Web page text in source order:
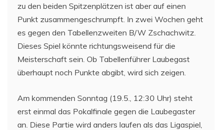
zu den beiden Spitzenplätzen ist aber auf einen
Punkt zusammengeschrumpft. In zwei Wochen geht
es gegen den Tabellenzweiten B/W Zschachwitz.
Dieses Spiel könnte richtungsweisend für die
Meisterschaft sein. Ob Tabellenführer Laubegast
überhaupt noch Punkte abgibt, wird sich zeigen.
Am kommenden Sonntag (19.5., 12:30 Uhr) steht
erst einmal das Pokalfinale gegen die Laubegaster
an. Diese Partie wird anders laufen als das Ligaspiel,